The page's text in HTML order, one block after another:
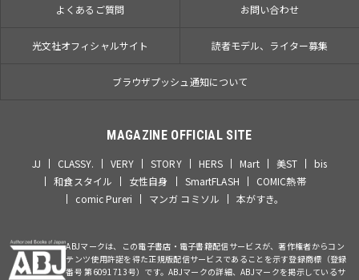
よくあるご質問 お問い合わせ
光文社オフィシャルサイト 読者モデル、ライター募集
ブラウザプッシュ通知について
MAGAZINE OFFICIAL SITE
JJ CLASSY. VERY STORY HERS Mart 美ST
bis
和食スタイル
女性自身 SmartFLASH
COMIC熱帯
comic Pureri
マンガ コミソル 本がすき。
ABJマークは、この電子書店・電子書籍配信サービスが、著作権者からコン
テンツ使用許諾を得た正規版配信サービスであることを示す登録商標（登録
番号 第6091713号）です。ABJマークの詳細、ABJマークを掲示しているサ